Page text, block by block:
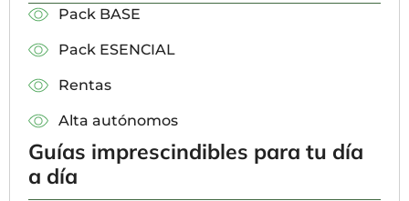
Pack BASE
Pack ESENCIAL
Rentas
Alta autónomos
Guías imprescindibles para tu día
a día